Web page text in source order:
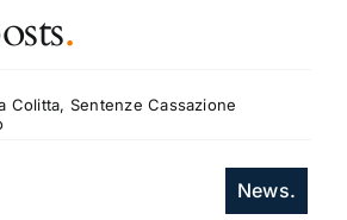
.
Colitta, Sentenze Cassazione
News.